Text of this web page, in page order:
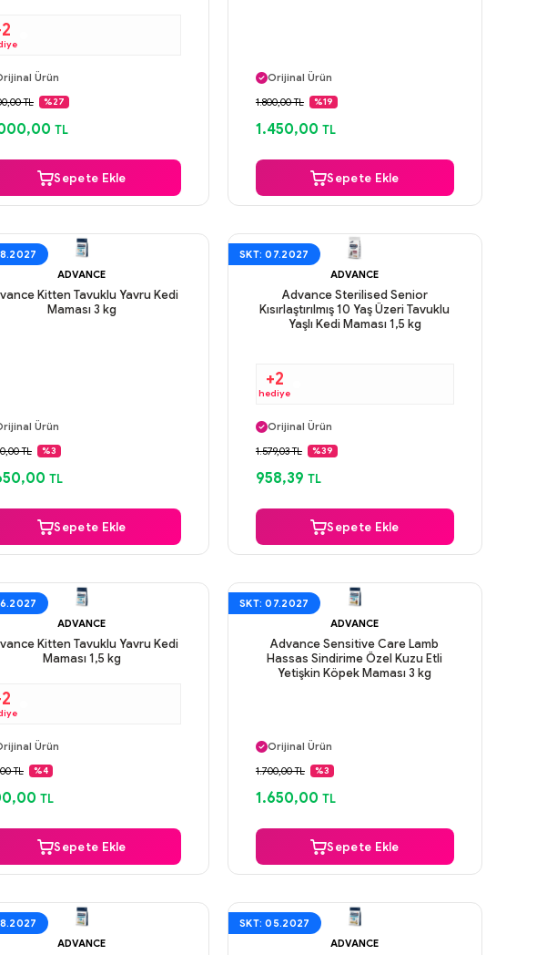
Ürün
Ödeme
TL %27
TL
Sepete Ekle
Orijinal Ürün
Güvenli Ödeme
1.800,00 TL %19
1.450,00 TL
Sepete Ekle
ADVANCE
Kitten Tavuklu Yavru Kedi
Maması 3 kg
Ürün
Ödeme
TL %3
TL
Sepete Ekle
SKT: 07.2027
ADVANCE
Advance Sterilised Senior
Kısırlaştırılmış 10 Yaş Üzeri Tavuklu
Yaşlı Kedi Maması 1,5 kg
+2
hediye
Orijinal Ürün
Güvenli Ödeme
1.579,03 TL %39
958,39 TL
Sepete Ekle
ADVANCE
Kitten Tavuklu Yavru Kedi
Maması 1,5 kg
Ürün
Ödeme
TL %4
TL
Sepete Ekle
SKT: 07.2027
ADVANCE
Advance Sensitive Care Lamb
Hassas Sindirime Özel Kuzu Etli
Yetişkin Köpek Maması 3 kg
Orijinal Ürün
Güvenli Ödeme
1.700,00 TL %3
1.650,00 TL
Sepete Ekle
ADVANCE
SKT: 05.2027
ADVANCE